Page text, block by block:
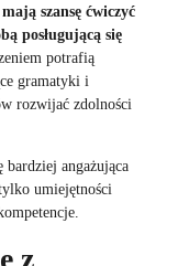
szansę ćwiczyć
posługującą się
potrafią
gramatyki i
rozwijać zdolności
bardziej angażująca
umiejętności